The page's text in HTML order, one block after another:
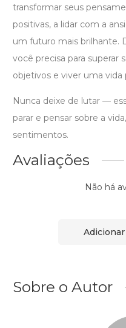
transformar seus
positivas, a lidar com a
um futuro mais brilhante.
você precisa para superar
objetivos e viver uma vida
Nunca deixe de lutar —
parar e pensar sobre a
sentimentos.
Avaliações
Não há
Adicionar
Sobre o Autor